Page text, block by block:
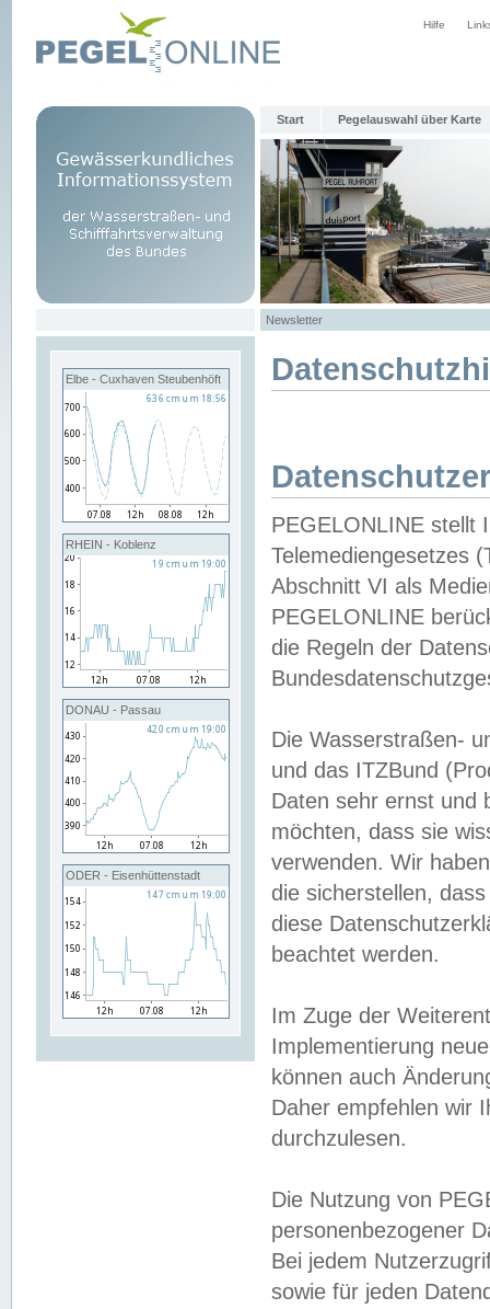
Hilfe
Start Pegelauswahl über Karte
Newsletter
Elbe - Cuxhaven Steubenhöft
RHEIN - Koblenz
DONAU - Passau
ODER - Eisenhüttenstadt
PEGELONLINE stellt
Telemediengesetzes
Abschnitt VI als
PEGELONLINE
die Regeln der
Die Wasserstraßen-
und das ITZBund
Daten sehr ernst und
möchten, dass sie
verwenden. Wir
die sicherstellen,
diese
beachtet werden.
Im Zuge der
Implementierung
können auch
Daher empfehlen wir
durchzulesen.
Die Nutzung von
personenbezogener
Bei jedem
sowie für jeden